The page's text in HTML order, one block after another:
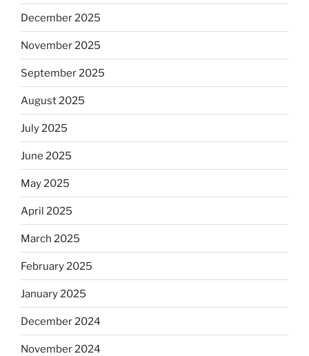
December 2025
November 2025
September 2025
August 2025
July 2025
June 2025
May 2025
April 2025
March 2025
February 2025
January 2025
December 2024
November 2024